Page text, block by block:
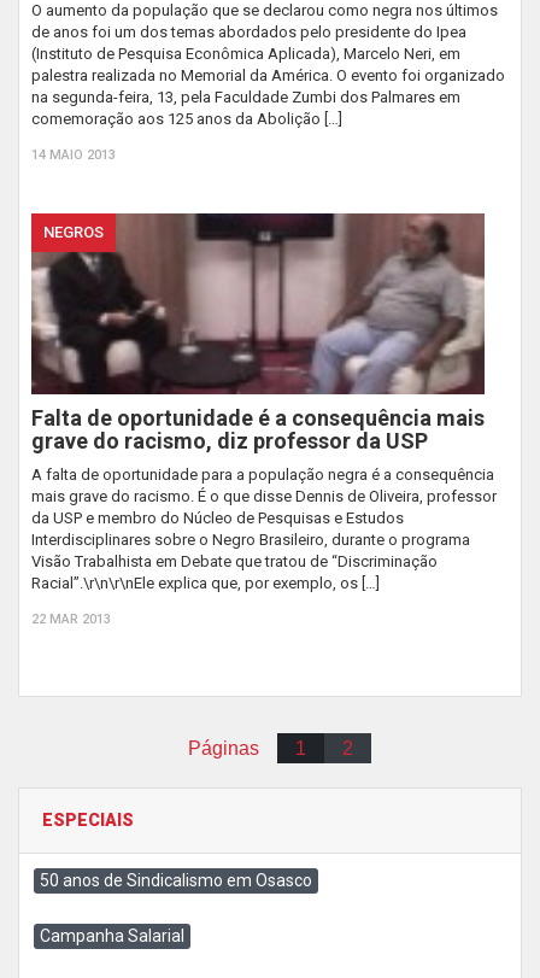
O aumento da população que se declarou como negra nos últimos
de anos foi um dos temas abordados pelo presidente do Ipea
(Instituto de Pesquisa Econômica Aplicada), Marcelo Neri, em
palestra realizada no Memorial da América. O evento foi organizado
na segunda-feira, 13, pela Faculdade Zumbi dos Palmares em
comemoração aos 125 anos da Abolição […]
14 MAIO 2013
NEGROS
Falta de oportunidade é a consequência mais
grave do racismo, diz professor da USP
A falta de oportunidade para a população negra é a consequência
mais grave do racismo. É o que disse Dennis de Oliveira, professor
da USP e membro do Núcleo de Pesquisas e Estudos
Interdisciplinares sobre o Negro Brasileiro, durante o programa
Visão Trabalhista em Debate que tratou de “Discriminação
Racial”.\r\n\r\nEle explica que, por exemplo, os […]
22 MAR 2013
Páginas 1 2
ESPECIAIS
50 anos de Sindicalismo em Osasco
Campanha Salarial